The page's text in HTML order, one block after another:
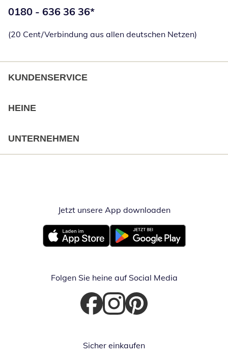
Telefonnummer:
0180 - 636 36 36*
(20 Cent/Verbindung aus allen deutschen Netzen)
KUNDENSERVICE
HEINE
UNTERNEHMEN
Jetzt unsere App downloadenÖffnet in
Öffnet in neuem FensterÖffnet in neuem Fenster
Folgen Sie heine auf Social Media
Öffnet in neuem Fenster
Öffnet in neuem Fenster
Öffnet in neuem Fenster
Sicher einkaufen